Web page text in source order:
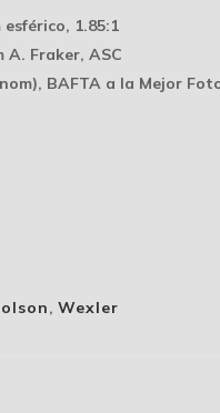
esférico, 1.85:1
Fraker, ASC
BAFTA a la Mejor
, Wexler